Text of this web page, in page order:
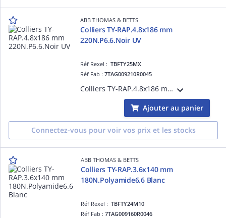
ABB THOMAS & BETTS
Colliers TY-RAP.4.8x186 mm
220N.P6.6.Noir UV
Réf Rexel :TBFTY25MX
Réf Fab :7TAG009210R0045
Colliers TY-RAP.4.8x186 mm 220N.P6.6.Noir UV
Ajouter au panier
Connectez-vous pour voir vos prix et les stocks
ABB THOMAS & BETTS
Colliers TY-RAP.3.6x140 mm
180N.Polyamide6.6 Blanc
Réf Rexel : TBFTY24M10
Réf Fab : 7TAG009160R0046